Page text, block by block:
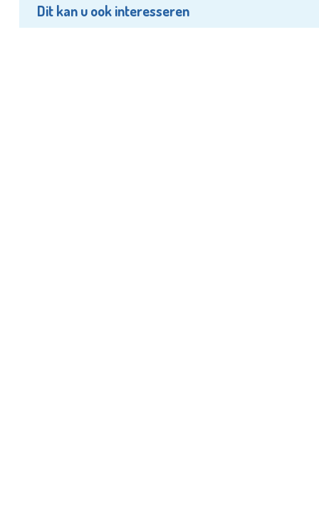
Dit kan u ook interesseren